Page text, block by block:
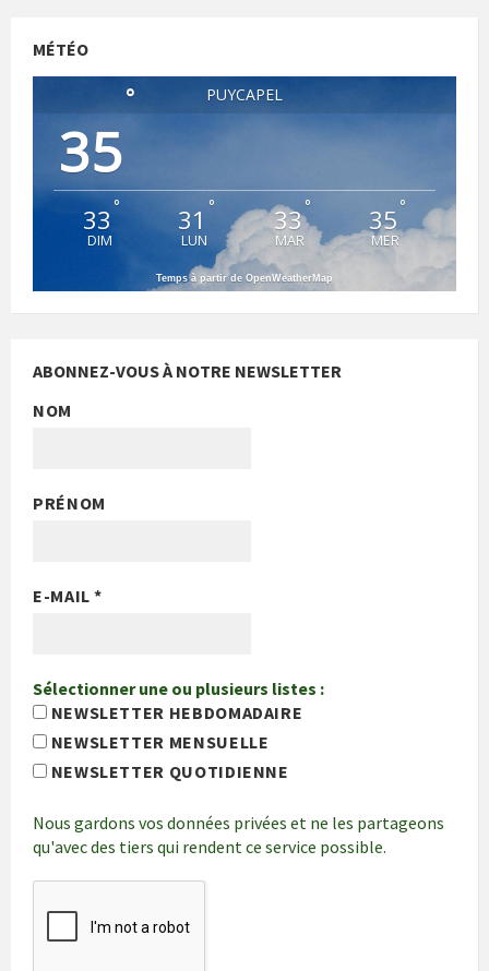
MÉTÉO
PUYCAPEL
35
°
33 °
DIM
31 °
LUN
33°
MAR
35 °
MER
Temps à partir de OpenWeatherMap
ABONNEZ-VOUS À NOTRE NEWSLETTER
NOM
PRÉNOM
E-MAIL*
Sélectionner une ou plusieurs listes :
NEWSLETTER HEBDOMADAIRE
NEWSLETTER MENSUELLE
NEWSLETTER QUOTIDIENNE
Nous gardons vos données privées et ne les partageons
qu'avec des tiers qui rendent ce service possible.